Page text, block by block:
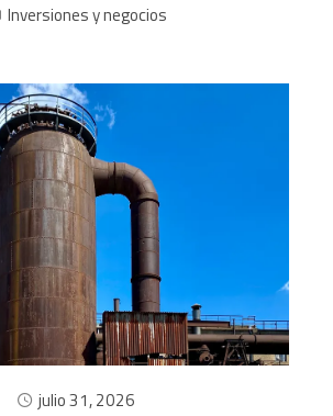
Inversiones y negocios
julio 31, 2026